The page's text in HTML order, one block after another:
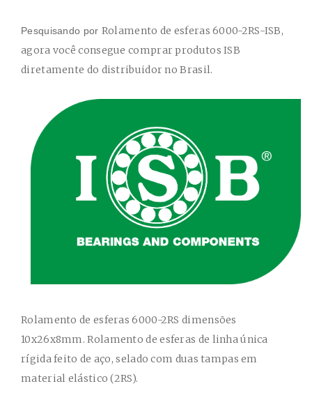
Pesquisando por Rolamento de esferas 6000-2RS-ISB,
agora você consegue comprar produtos ISB
diretamente do distribuidor no Brasil.
Rolamento de esferas 6000-2RS dimensões
10x26x8mm. Rolamento de esferas de linha única
rígida feito de aço, selado com duas tampas em
material elástico (2RS).